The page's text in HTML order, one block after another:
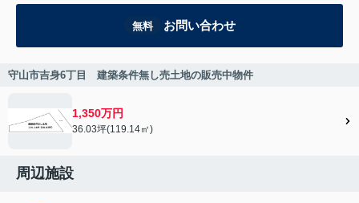
無料 お問い合わせ
守山市吉身6丁目 建築条件無し売土地の販売中物件
1,350万円
36.03坪(119.14㎡)
周辺施設